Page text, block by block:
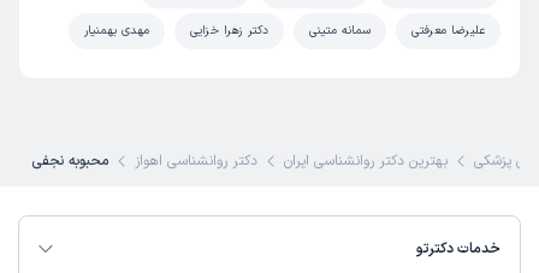
علیرضا معرفتی سمانه متینی دکتر زهرا خزایی مهدی بهمنیار
پزشکی بهترین دکتر روانشناسی ایران دکتر روانشناسی اهواز محبوبه نجفی
خدمات دکترتو